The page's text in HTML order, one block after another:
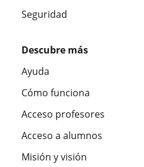
Seguridad
Descubre más
Ayuda
Cómo funciona
Acceso profesores
Acceso a alumnos
Misión y visión